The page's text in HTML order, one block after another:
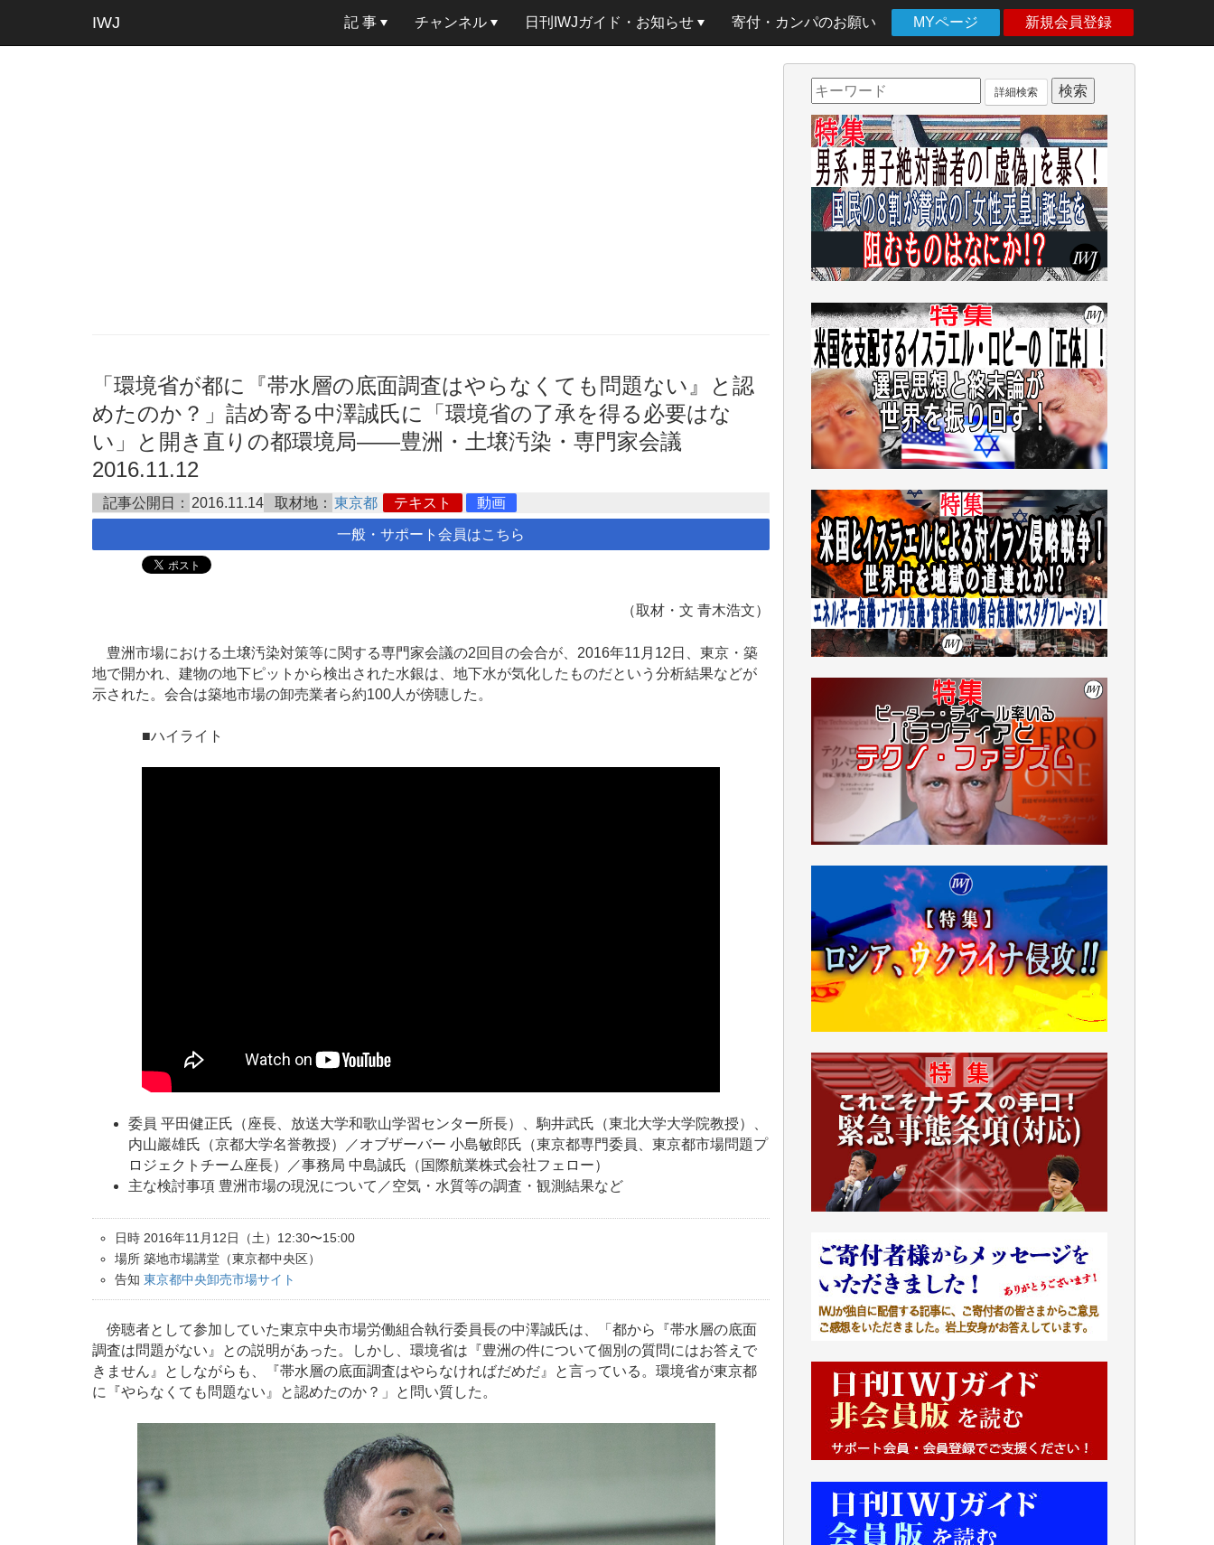
IWJ 記 事 チャンネル 日刊IWJガイド・お知らせ 寄付・カンパのお願い MYページ 新規会員登録
「環境省が都に『帯水層の底面調査はやらなくても問題ない』と認
めたのか？」詰め寄る中澤誠氏に「環境省の了承を得る必要はな
い」と開き直りの都環境局――豊洲・土壌汚染・専門家会議
2016.11.12
記事公開日： 2016.11.14 取材地： 東京都 テキスト 動画
一般・サポート会員はこちら
（取材・文 青木浩文）
豊洲市場における土壌汚染対策等に関する専門家会議の2回目の会合が、2016年11月12日、東京・築
地で開かれ、建物の地下ピットから検出された水銀は、地下水が気化したものだという分析結果などが
示された。会合は築地市場の卸売業者ら約100人が傍聴した。
■ハイライト
委員 平田健正氏（座長、放送大学和歌山学習センター所長）、駒井武氏（東北大学大学院教授）、
内山巖雄氏（京都大学名誉教授）／オブザーバー 小島敏郎氏（東京都専門委員、東京都市場問題プ
ロジェクトチーム座長）／事務局 中島誠氏（国際航業株式会社フェロー）
主な検討事項 豊洲市場の現況について／空気・水質等の調査・観測結果など
日時 2016年11月12日（土）12:30〜15:00
場所 築地市場講堂（東京都中央区）
告知 東京都中央卸売市場サイト
傍聴者として参加していた東京中央市場労働組合執行委員長の中澤誠氏は、「都から『帯水層の底面
調査は問題がない』との説明があった。しかし、環境省は『豊洲の件について個別の質問にはお答えで
きません』としながらも、『帯水層の底面調査はやらなければだめだ』と言っている。環境省が東京都
に『やらなくても問題ない』と認めたのか？」と問い質した。
詳細検索